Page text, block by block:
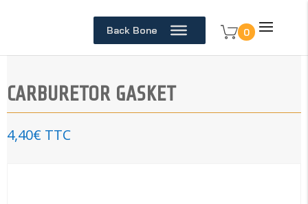
Back Bone 0
CARBURETOR GASKET
4,40€ TTC